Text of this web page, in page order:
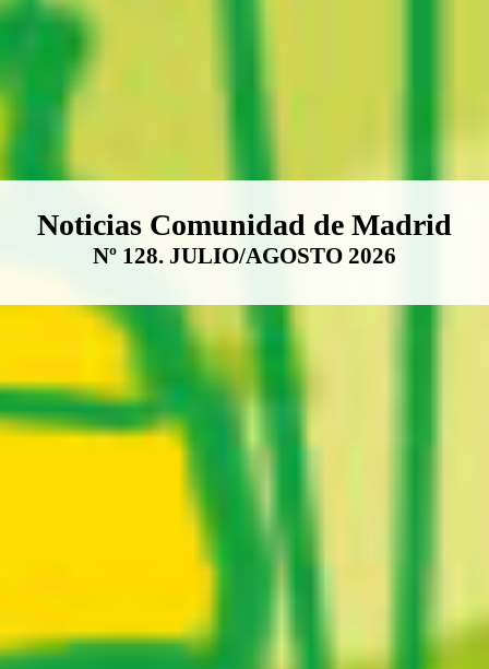
Boletín Noticias Comunidad de
Noticias Comunidad de Madrid
Nº 128. JULIO/AGOSTO 2026